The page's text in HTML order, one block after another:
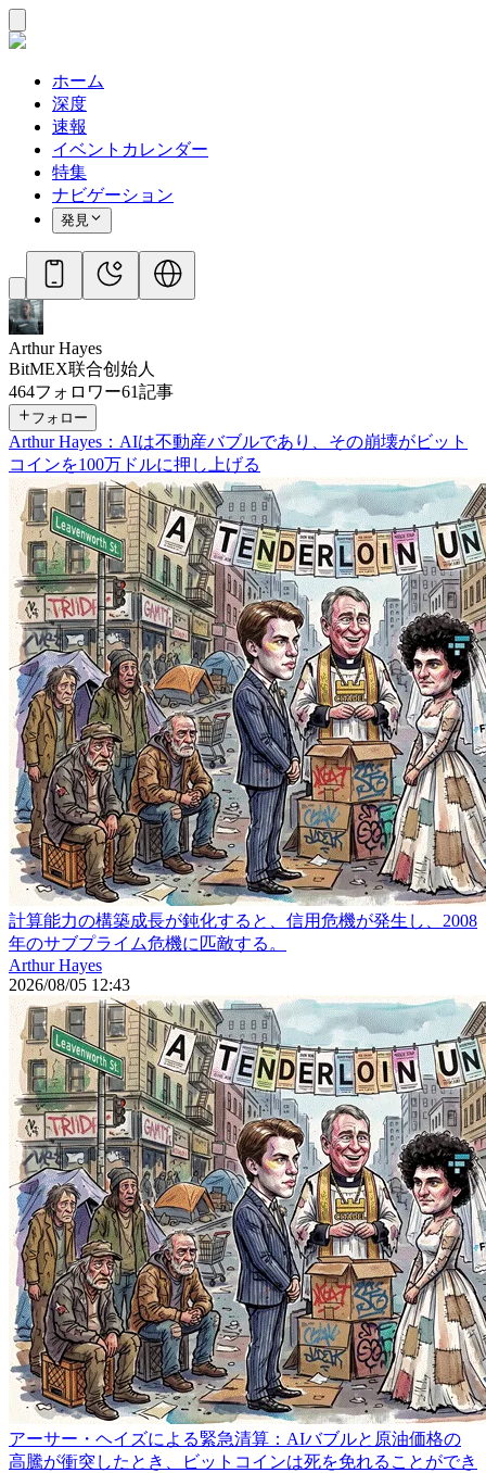
ホーム
深度
速報
イベントカレンダー
特集
ナビゲーション
発見
Arthur Hayes
BitMEX联合创始人
464フォロワー61記事
フォロー
Arthur Hayes：AIは不動産バブルであり、その崩壊がビット
コインを100万ドルに押し上げる
計算能力の構築成長が鈍化すると、信用危機が発生し、2008
年のサブプライム危機に匹敵する。
Arthur Hayes
2026/08/05 12:43
アーサー・ヘイズによる緊急清算：AIバブルと原油価格の
高騰が衝突したとき、ビットコインは死を免れることができ